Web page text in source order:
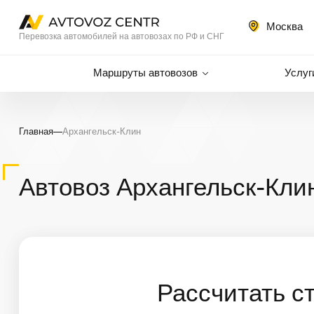
Перевозка автомобилей на автовозах по РФ и СНГ
Москва
Маршруты автовозов
Главная—Архангельск-Клин
Автовоз Архангельск-
Рассчитать